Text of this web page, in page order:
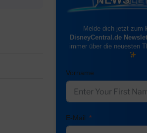
Melde dich jetzt zum
DisneyCentral.de
immer über die neuesten
Vorname
E-Mail